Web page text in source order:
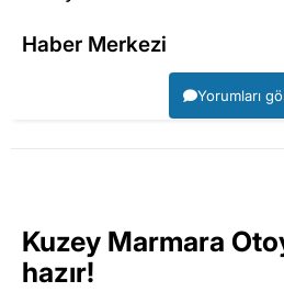
Haber Merkezi
Yorumları
Kuzey Marmara
hazır!